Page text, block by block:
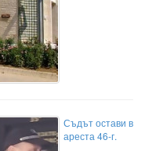
Съдът остави в
ареста 46-г.